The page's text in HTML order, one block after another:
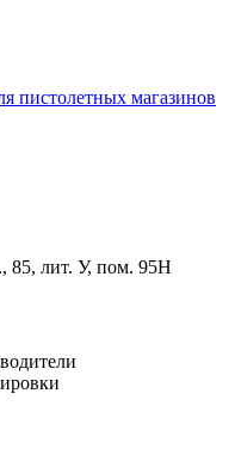
пистолетных магазинов
85, лит. У, пом. 95Н